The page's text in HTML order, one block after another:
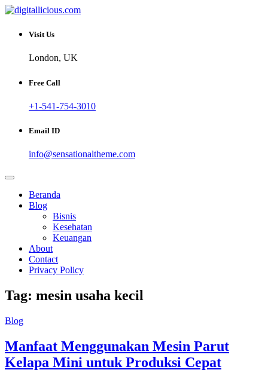
Skip
content
digitallicious.com
Sharing Digital Information
Visit Us
London, UK
Free Call
+1-541-754-3010
Email ID
info@sensationaltheme.com
Beranda
Blog
Bisnis
Kesehatan
Keuangan
About
Contact
Privacy Policy
Tag: mesin usaha kecil
Blog
Manfaat Menggunakan Mesin Parut
Kelapa Mini untuk Produksi Cepat